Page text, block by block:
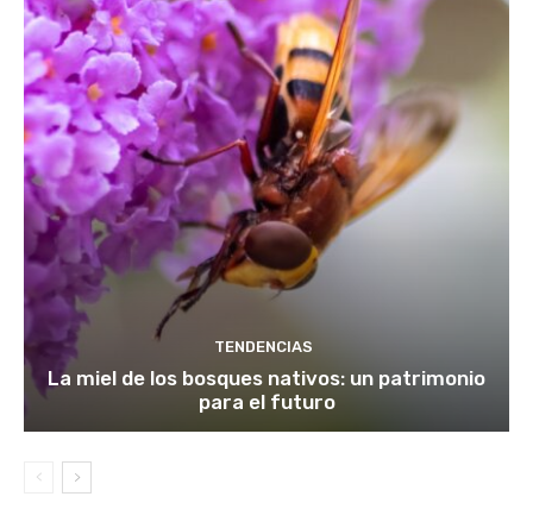
TENDENCIAS
La miel de los bosques nativos: un patrimonio
para el futuro